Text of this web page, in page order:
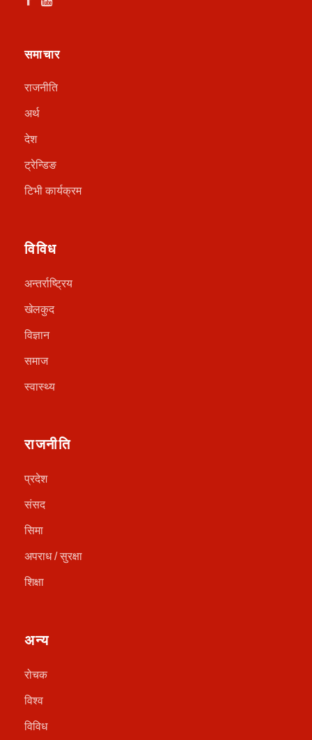
समाचार
राजनीति
अर्थ
देश
ट्रेन्डिङ
टिभी कार्यक्रम
विविध
अन्तर्राष्ट्रिय
खेलकुद
विज्ञान
समाज
स्वास्थ्य
राजनीति
प्रदेश
संसद
सिमा
अपराध / सुरक्षा
शिक्षा
अन्य
रोचक
विश्व
विविध